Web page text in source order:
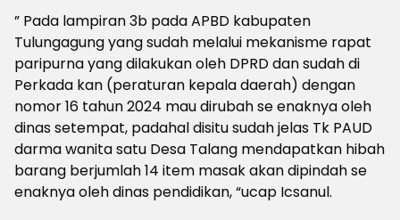
” Pada lampiran 3b pada APBD kabupaten
Tulungagung yang sudah melalui mekanisme rapat
paripurna yang dilakukan oleh DPRD dan sudah di
Perkada kan (peraturan kepala daerah) dengan
nomor 16 tahun 2024 mau dirubah se enaknya oleh
dinas setempat, padahal disitu sudah jelas Tk PAUD
darma wanita satu Desa Talang mendapatkan hibah
barang berjumlah 14 item masak akan dipindah se
enaknya oleh dinas pendidikan, “ucap Icsanul.